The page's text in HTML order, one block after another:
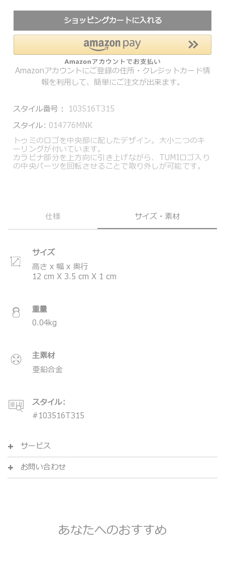
ショッピングカートに入れる
Amazonアカウントにご登録の住所・クレジットカード情
報を利用して、簡単にご注文が出来ます。
スタイル番号： 103516T315
スタイル: 014776MNK
トゥミのロゴを中央部に配したデザイン。大小二つのキ
ーリングが付いています。
カラビナ部分を上方向に引き上げながら、TUMIロゴ入り
の中央パーツを回転させることで取り外しが可能です。
仕様 サイズ・素材
サイズ
高さ x 幅 x 奥行
12 cm X 3.5 cm X 1 cm
重量
0.04kg
主素材
亜鉛合金
スタイル:
#103516T315
サービス
お問い合わせ
あなたへのおすすめ